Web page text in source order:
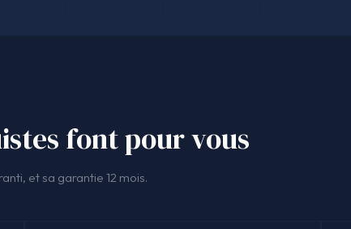
font pour vous
et sa garantie 12 mois.